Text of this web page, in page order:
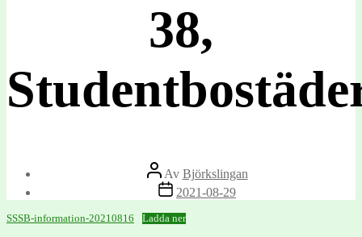
38,
Inläggsförfattare
Av Björkslingan
Inläggsdatum
2021-08-29
SSSB-information-20210816 Ladda ner